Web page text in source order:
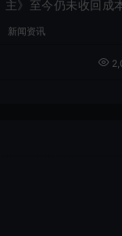
主》至今仍未收回成
新闻资讯